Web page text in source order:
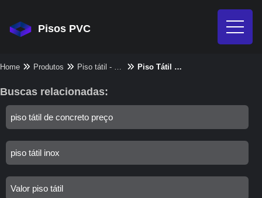
Pisos PVC
Home Produtos Piso tátil - Categoria Piso Tátil De Borracha 25X25
Buscas relacionadas:
piso tátil de concreto preço
piso tátil inox
Valor piso tátil